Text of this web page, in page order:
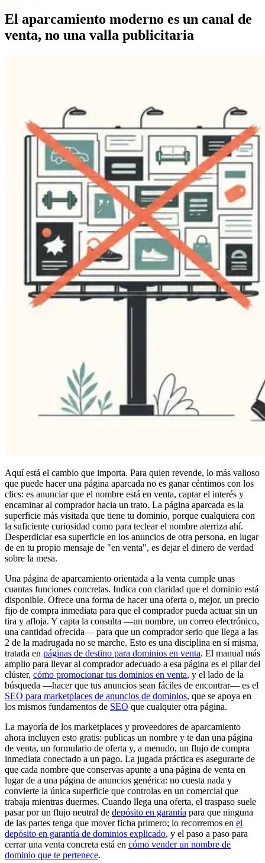
El aparcamiento moderno es un canal de
venta, no una valla publicitaria
Aquí está el cambio que importa. Para quien revende, lo más valioso
que puede hacer una página aparcada no es ganar céntimos con los
clics: es anunciar que el nombre está en venta, captar el interés y
encaminar al comprador hacia un trato. La página aparcada es la
superficie más visitada que tiene tu dominio, porque cualquiera con
la suficiente curiosidad como para teclear el nombre aterriza ahí.
Desperdiciar esa superficie en los anuncios de otra persona, en lugar
de en tu propio mensaje de "en venta", es dejar el dinero de verdad
sobre la mesa.
Una página de aparcamiento orientada a la venta cumple unas
cuantas funciones concretas. Indica con claridad que el dominio está
disponible. Ofrece una forma de hacer una oferta o, mejor, un precio
fijo de compra inmediata para que el comprador pueda actuar sin un
tira y afloja. Y capta la consulta —un nombre, un correo electrónico,
una cantidad ofrecida— para que un comprador serio que llega a las
2 de la madrugada no se marche. Esto es una disciplina en sí misma,
tratada en páginas de destino para dominios en venta. El manual más
amplio para llevar al comprador adecuado a esa página es el pilar del
clúster, cómo promocionar tus dominios en venta, y el lado de la
búsqueda —hacer que tus anuncios sean fáciles de encontrar— es el
SEO para marketplaces de anuncios de dominios, que se apoya en
los mismos fundamentos de SEO que cualquier otra página.
La mayoría de los marketplaces y proveedores de aparcamiento
ahora incluyen esto gratis: publicas un nombre y te dan una página
de venta, un formulario de oferta y, a menudo, un flujo de compra
inmediata conectado a un pago. La jugada práctica es asegurarte de
que cada nombre que conservas apunte a una página de venta en
lugar de a una página de anuncios genérica: no cuesta nada y
convierte la única superficie que controlas en un comercial que
trabaja mientras duermes. Cuando llega una oferta, el traspaso suele
pasar por un flujo neutral de depósito en garantía para que ninguna
de las partes tenga que mover ficha primero; lo recorremos en el
depósito en garantía de dominios explicado, y el paso a paso para
cerrar una venta concreta está en cómo vender un nombre de
dominio que te pertenece.